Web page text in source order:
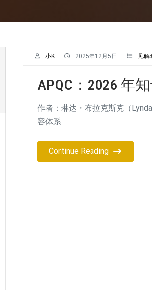
小K 2025年12月5日 见解
APQC：2026 年
作者：琳达・布拉克斯克（
容体系
Continue Reading